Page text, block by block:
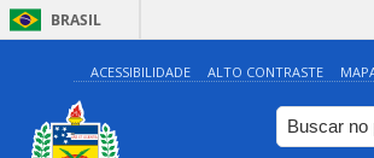
BRASIL
ACESSIBILIDADE ALTO CONTRASTE